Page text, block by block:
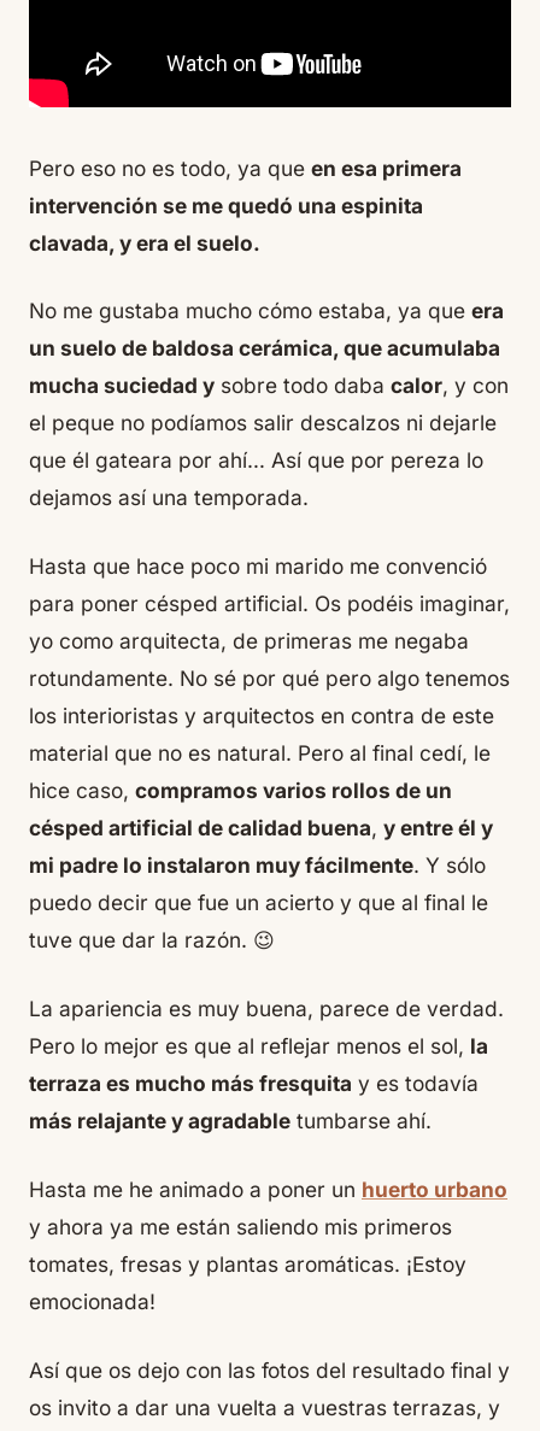
Pero eso no es todo, ya que en esa primera
intervención se me quedó una espinita
clavada, y era el suelo.
No me gustaba mucho cómo estaba, ya que era
un suelo de baldosa cerámica, que acumulaba
mucha suciedad y sobre todo daba calor, y con
el peque no podíamos salir descalzos ni dejarle
que él gateara por ahí… Así que por pereza lo
dejamos así una temporada.
Hasta que hace poco mi marido me convenció
para poner césped artificial. Os podéis imaginar,
yo como arquitecta, de primeras me negaba
rotundamente. No sé por qué pero algo tenemos
los interioristas y arquitectos en contra de este
material que no es natural. Pero al final cedí, le
hice caso, compramos varios rollos de un
césped artificial de calidad buena, y entre él y
mi padre lo instalaron muy fácilmente. Y sólo
puedo decir que fue un acierto y que al final le
tuve que dar la razón. 😉
La apariencia es muy buena, parece de verdad.
Pero lo mejor es que al reflejar menos el sol, la
terraza es mucho más fresquita y es todavía
más relajante y agradable tumbarse ahí.
Hasta me he animado a poner un huerto urbano
y ahora ya me están saliendo mis primeros
tomates, fresas y plantas aromáticas. ¡Estoy
emocionada!
Así que os dejo con las fotos del resultado final y
os invito a dar una vuelta a vuestras terrazas, y